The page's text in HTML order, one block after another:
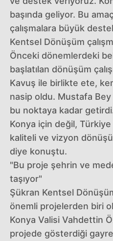
başında geliyor. Bu
çalışmalara büyük
Kentsel Dönüşüm
Önceki dönemlerdeki
başlatılan dönüşüm
Kavuş ile birlikte ete,
nasip oldu. Mustafa
bu noktaya kadar
Konya için değil,
kaliteli ve vizyon
diye konuştu.
"Bu proje şehrin ve
taşıyor"
Şükran Kentsel
önemli projelerden biri
Konya Valisi Vahdettin
projede gösterdiği